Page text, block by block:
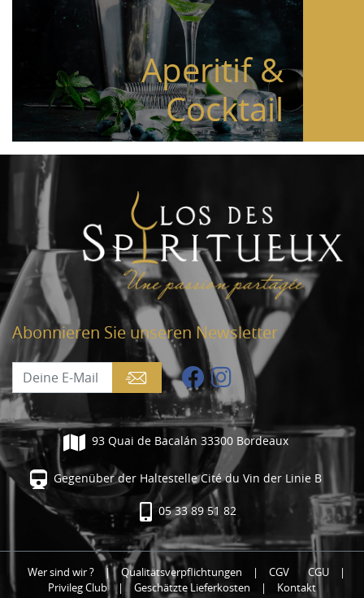
Aperitif &
Cocktail
Abonnieren Sie unseren Newsletter
93 Quai de Bacalán 33300 Bordeaux
Gegenüber der Haltestelle Cité du Vin der Linie B
05 33 89 51 82
Wer sind wir ? | Qualitätsverpflichtungen | CGV CGU
|
Privileg Club | Geschätzte Lieferkosten | Kontakt